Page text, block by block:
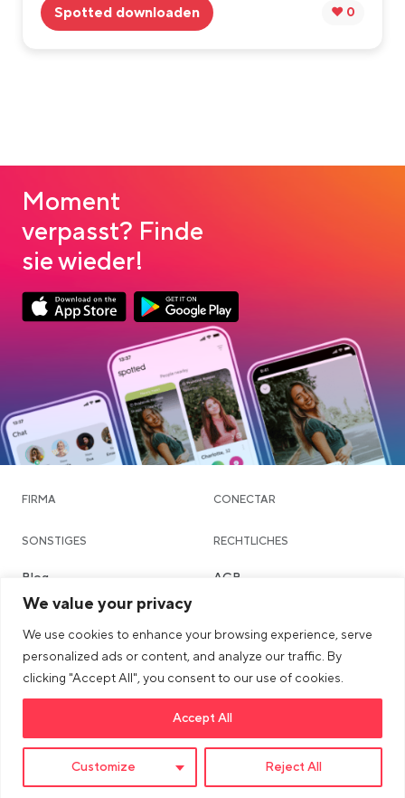
We value your privacy
We use cookies to enhance your browsing experience, serve
personalized ads or content, and analyze our traffic. By
clicking "Accept All", you consent to our use of cookies.
Customize Reject All
Accept All
Spotted downloaden ❤️ 0
Moment
verpasst? Finde
sie wieder!
Google Play Download
FIRMA CONECTAR
SONSTIGES
Blog
Community & Dating
Chatte
Städte
RECHTLICHES
AGB
Imprint
Sicherheits- & Community-
Richtlinien
>Link to tiktok profile
>Link to Instagram profile
>Link to Youtube profile
© 2026 dua AG. All right reserved.